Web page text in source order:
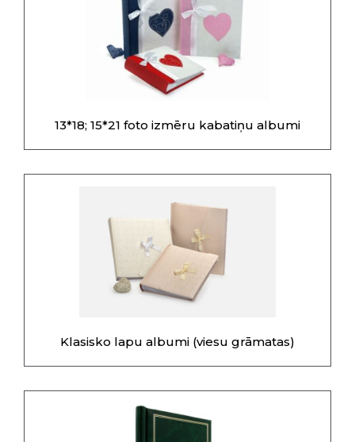
13*18; 15*21 foto izmēru kabatiņu albumi
Klasisko lapu albumi (viesu grāmatas)